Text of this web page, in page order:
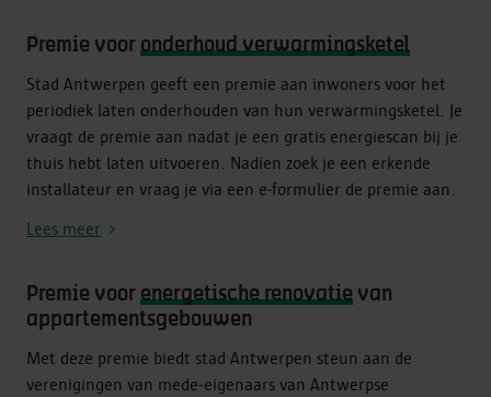
Premie voor onderhoud verwarmingsketel
Stad Antwerpen geeft een premie aan inwoners voor het
periodiek laten onderhouden van hun verwarmingsketel. Je
vraagt de premie aan nadat je een gratis energiescan bij je
thuis hebt laten uitvoeren. Nadien zoek je een erkende
installateur en vraag je via een e-formulier de premie aan.
Lees meer
Premie voor energetische renovatie van
appartementsgebouwen
Met deze premie biedt stad Antwerpen steun aan de
verenigingen van mede-eigenaars van Antwerpse